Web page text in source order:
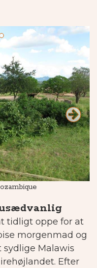
tidligt oppe for at
morgenmad og
Malawis
Efter